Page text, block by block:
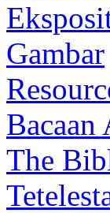
Gambar
The